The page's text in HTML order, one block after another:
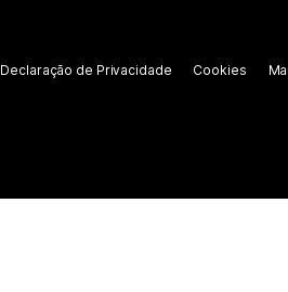
Declaração de Privacidade Cookies